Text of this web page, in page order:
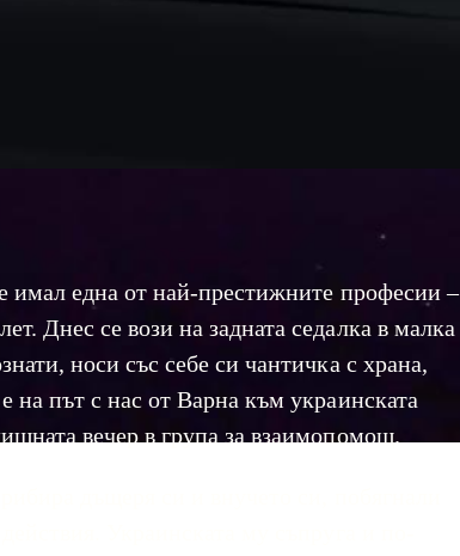
имал една от най-престижните професии –
Днес се вози на задната седалка в малка
носи със себе си чантичка с храна,
на път с нас от Варна към украинската
вечер в група за взаимопомощ.